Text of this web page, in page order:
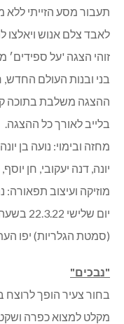
תעבור מסע הזייתי ללא
לאבד צלם אנוש
זוהי הצגה 'על ספידים׳
בני ובנות העולם החדש,
ההצגה משלבת בתוכה
בלייב לאורך כל ההצגה.
מחזה ובימוי: נועה בן
יונה, דנה יעקובי, חן
מוזיקה ועיצוב תפאורה:
(סמטת הגלריות) יפו
"נבכים"
בחור צעיר הופך לרוצח
מקלט למצוא כפרה